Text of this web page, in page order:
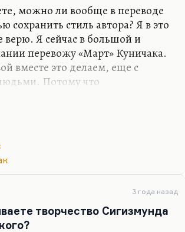
можно ли вообще в переводе
сохранить стиль автора? Я в это
верю. Я сейчас в большой и
перевожу «Март» Куничака.
вместе это делаем, еще с
Потому что
нагрузке, которая есть у меня.
такая хорошая литература, что
буквально. Нужно для
Равным образом, за какого
взялись, вы обречены
вы обязаны осовременивать
ему черты. Это как
шедевра.
3 года назад
творчество Сигизмунда